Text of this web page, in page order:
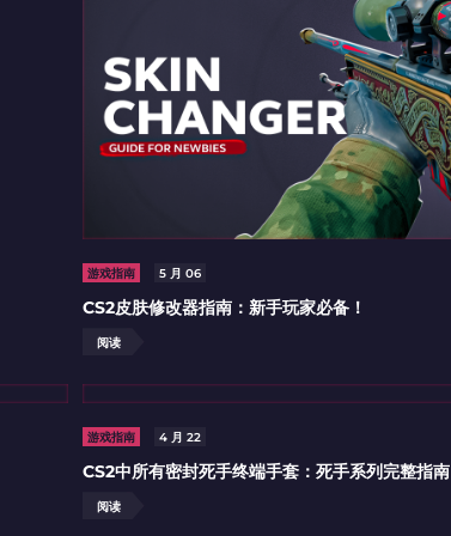
游戏指南 5 月 06
CS2皮肤修改器指南：新手玩家必备！
阅读
游戏指南 4 月 22
CS2中所有密封死手终端手套：死手系列完整指南
阅读